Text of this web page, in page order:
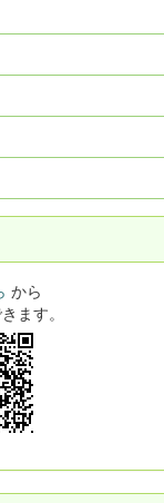
から
ます。